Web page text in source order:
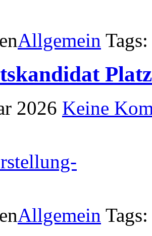
Allgemein Tags:
2026 Keine
Allgemein Tags: